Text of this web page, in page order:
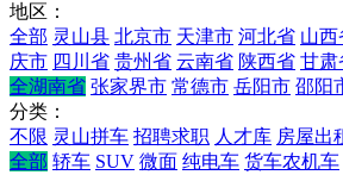
地区：
全部 灵山县 北京市 天津市 河北省 山西
庆市 四川省 贵州省 云南省 陕西省 甘肃
全湖南省 张家界市 常德市 岳阳市 邵阳
分类：
不限 灵山拼车 招聘求职 人才库 房屋出
全部 轿车 SUV 微面 纯电车 货车农机车